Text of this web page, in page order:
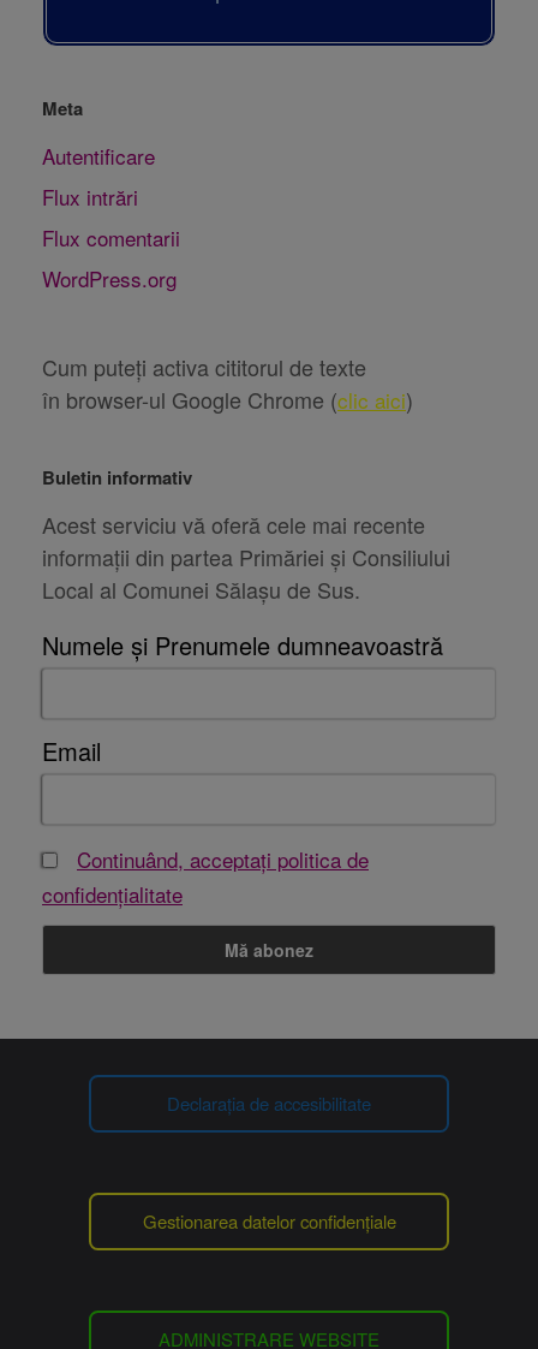
Meta
Autentificare
Flux intrări
Flux comentarii
WordPress.org
Cum puteți activa cititorul de texte
în browser-ul Google Chrome (clic aici)
Buletin informativ
Acest serviciu vă oferă cele mai recente
informații din partea Primăriei și Consiliului
Local al Comunei Sălașu de Sus.
Numele și Prenumele dumneavoastră
Email
Continuând, acceptați politica de
confidențialitate
Declarația de accesibilitate
Gestionarea datelor confidențiale
ADMINISTRARE WEBSITE